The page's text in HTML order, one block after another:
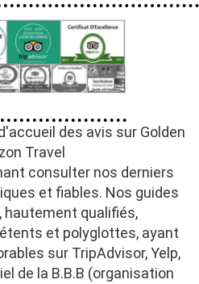
des avis sur Golden
Travel
consulter nos derniers
et fiables. Nos guides
qualifiés,
et polyglottes, ayant
sur TripAdvisor, Yelp,
de la B.B.B (organisation